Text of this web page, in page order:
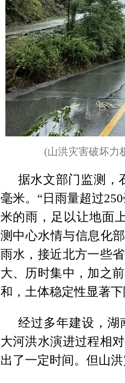
(山洪灾害破坏力
据水文部门监测，
毫米。“日雨量超过
米的雨，足以让地面
测中心水情与信息化
雨水，接近北方一些
大、历时集中，加之
和，土体稳定性显著
经过多年建设，湖
大河洪水演进过程相
出了一定时间。但山